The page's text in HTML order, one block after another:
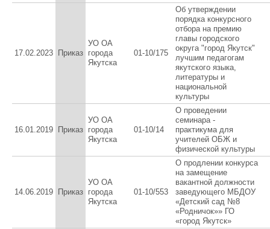
17.02.2023 Приказ
УО ОА
города
Якутска
01-10/175
Об утверждении
порядка конкурсного
отбора на премию
главы городского
округа "город Якутск"
лучшим педагогам
якутского языка,
литературы и
национальной
культуры
16.01.2019 Приказ
УО ОА
города
Якутска
01-10/14
О проведении
семинара -
практикума для
учителей ОБЖ и
физической культуры
14.06.2019 Приказ
УО ОА
города
Якутска
01-10/553
О продлении конкурса
на замещение
вакантной должности
заведующего МБДОУ
«Детский сад №8
«Родничок»» ГО
«город Якутск»